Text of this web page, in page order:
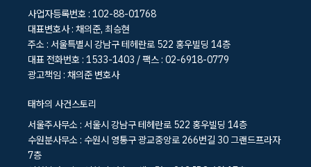
사업자등록번호 : 102-88-01768
대표변호사 : 채의준, 최승현
주소 : 서울특별시 강남구 테헤란로 522 홍우빌딩 14층
대표 전화번호 : 1533-1403 / 팩스 : 02-6918-0779
광고책임 : 채의준 변호사
태하의 사건스토리
서울주사무소 : 서울시 강남구 테헤란로 522 홍우빌딩 14층
수원분사무소 : 수원시 영통구 광교중앙로 266번길 30 그랜드프라자
7층